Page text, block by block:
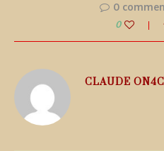
0
0
CLAUDE